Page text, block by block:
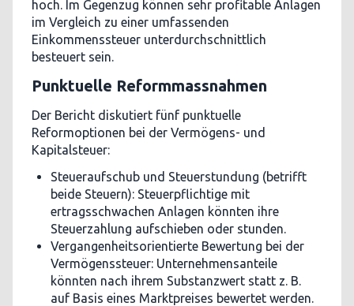
hoch. Im Gegenzug können sehr profitable Anlagen
im Vergleich zu einer umfassenden
Einkommenssteuer unterdurchschnittlich
besteuert sein.
Punktuelle Reformmassnahmen
Der Bericht diskutiert fünf punktuelle
Reformoptionen bei der Vermögens- und
Kapitalsteuer:
Steueraufschub und Steuerstundung (betrifft
beide Steuern): Steuerpflichtige mit
ertragsschwachen Anlagen könnten ihre
Steuerzahlung aufschieben oder stunden.
Vergangenheitsorientierte Bewertung bei der
Vermögenssteuer: Unternehmensanteile
könnten nach ihrem Substanzwert statt z. B.
auf Basis eines Marktpreises bewertet werden.